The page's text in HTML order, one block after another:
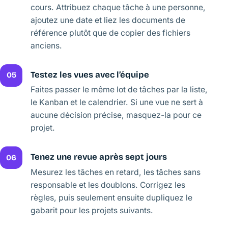
cours. Attribuez chaque tâche à une personne,
ajoutez une date et liez les documents de
référence plutôt que de copier des fichiers
anciens.
05 Testez les vues avec l’équipe
Faites passer le même lot de tâches par la liste,
le Kanban et le calendrier. Si une vue ne sert à
aucune décision précise, masquez-la pour ce
projet.
06 Tenez une revue après sept jours
Mesurez les tâches en retard, les tâches sans
responsable et les doublons. Corrigez les
règles, puis seulement ensuite dupliquez le
gabarit pour les projets suivants.